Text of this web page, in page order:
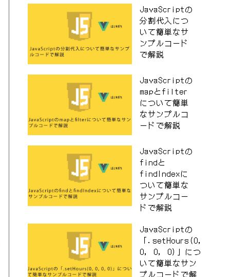
JavaScriptの
分割代入につ
いて簡単なサ
ンプルコード
で解説
JavaScriptの
mapとfilter
について簡単
なサンプルコ
ードで解説
JavaScriptの
findと
findIndexに
ついて簡単な
サンプルコー
ドで解説
JavaScriptの
「.setHours(0,
0, 0, 0)」につ
いて簡単なサン
プルコードで解